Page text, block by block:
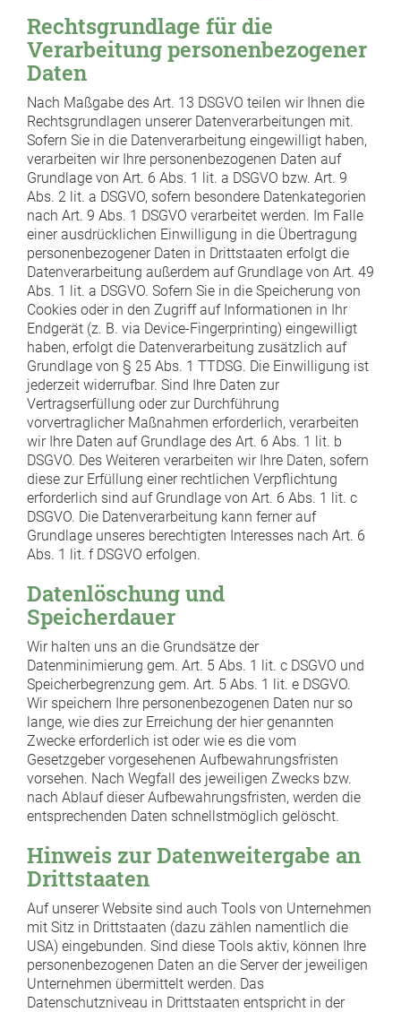
Rechtsgrundlage für die
Verarbeitung personenbezogener
Daten
Nach Maßgabe des Art. 13 DSGVO teilen wir Ihnen die
Rechtsgrundlagen unserer Datenverarbeitungen mit.
Sofern Sie in die Datenverarbeitung eingewilligt haben,
verarbeiten wir Ihre personenbezogenen Daten auf
Grundlage von Art. 6 Abs. 1 lit. a DSGVO bzw. Art. 9
Abs. 2 lit. a DSGVO, sofern besondere Datenkategorien
nach Art. 9 Abs. 1 DSGVO verarbeitet werden. Im Falle
einer ausdrücklichen Einwilligung in die Übertragung
personenbezogener Daten in Drittstaaten erfolgt die
Datenverarbeitung außerdem auf Grundlage von Art. 49
Abs. 1 lit. a DSGVO. Sofern Sie in die Speicherung von
Cookies oder in den Zugriff auf Informationen in Ihr
Endgerät (z. B. via Device-Fingerprinting) eingewilligt
haben, erfolgt die Datenverarbeitung zusätzlich auf
Grundlage von § 25 Abs. 1 TTDSG. Die Einwilligung ist
jederzeit widerrufbar. Sind Ihre Daten zur
Vertragserfüllung oder zur Durchführung
vorvertraglicher Maßnahmen erforderlich, verarbeiten
wir Ihre Daten auf Grundlage des Art. 6 Abs. 1 lit. b
DSGVO. Des Weiteren verarbeiten wir Ihre Daten, sofern
diese zur Erfüllung einer rechtlichen Verpflichtung
erforderlich sind auf Grundlage von Art. 6 Abs. 1 lit. c
DSGVO. Die Datenverarbeitung kann ferner auf
Grundlage unseres berechtigten Interesses nach Art. 6
Abs. 1 lit. f DSGVO erfolgen.
Datenlöschung und
Speicherdauer
Wir halten uns an die Grundsätze der
Datenminimierung gem. Art. 5 Abs. 1 lit. c DSGVO und
Speicherbegrenzung gem. Art. 5 Abs. 1 lit. e DSGVO.
Wir speichern Ihre personenbezogenen Daten nur so
lange, wie dies zur Erreichung der hier genannten
Zwecke erforderlich ist oder wie es die vom
Gesetzgeber vorgesehenen Aufbewahrungsfristen
vorsehen. Nach Wegfall des jeweiligen Zwecks bzw.
nach Ablauf dieser Aufbewahrungsfristen, werden die
entsprechenden Daten schnellstmöglich gelöscht.
Hinweis zur Datenweitergabe an
Drittstaaten
Auf unserer Website sind auch Tools von Unternehmen
mit Sitz in Drittstaaten (dazu zählen namentlich die
USA) eingebunden. Sind diese Tools aktiv, können Ihre
personenbezogenen Daten an die Server der jeweiligen
Unternehmen übermittelt werden. Das
Datenschutzniveau in Drittstaaten entspricht in der